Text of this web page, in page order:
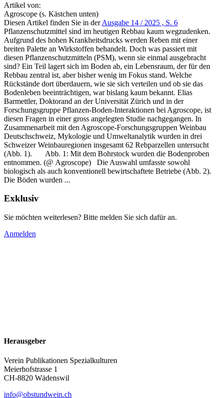
Artikel von:
Agroscope (s. Kästchen unten)
Diesen Artikel finden Sie in derAusgabe 14 / 2025 , S. 6
Pflanzenschutzmittel sind im heutigen Rebbau kaum wegzudenken.
Aufgrund des hohen Krankheitsdrucks werden Reben mit einer
breiten Palette an Wirkstoffen behandelt. Doch was passiert mit
diesen Pflanzenschutzmitteln (PSM), wenn sie einmal ausgebracht
sind? Ein Teil lagert sich im Boden ab, ein Lebensraum, der für den
Rebbau zentral ist, aber bisher wenig im Fokus stand. Welche
Rückstände dort überdauern, wie sie sich verteilen und ob sie das
Bodenleben beeinträchtigen, war bislang kaum bekannt. Elias
Barmettler, Doktorand an der Universität Zürich und in der
Forschungsgruppe Pflanzen-Boden-Interaktionen bei Agroscope, ist
diesen Fragen in einer gross angelegten Studie nachgegangen. In
Zusammenarbeit mit den Agroscope-Forschungsgruppen Weinbau
Deutschschweiz, Mykologie und Umweltanalytik wurden in drei
Schweizer Weinbauregionen insgesamt 62 Rebparzellen untersucht
(Abb. 1).
Abb. 1: Mit dem Bohrstock wurden die Bodenproben
entnommen. (@ Agroscope) Die Auswahl umfasste sowohl
biologisch als auch konventionell bewirtschaftete Betriebe (Abb. 2).
Die Böden wurden ...
Exklusiv
Sie möchten weiterlesen? Bitte melden Sie sich dafür an.
Anmelden
Herausgeber
Verein Publikationen Spezialkulturen
Meierhofstrasse 1
CH-8820 Wädenswil
info@obstundwein.ch